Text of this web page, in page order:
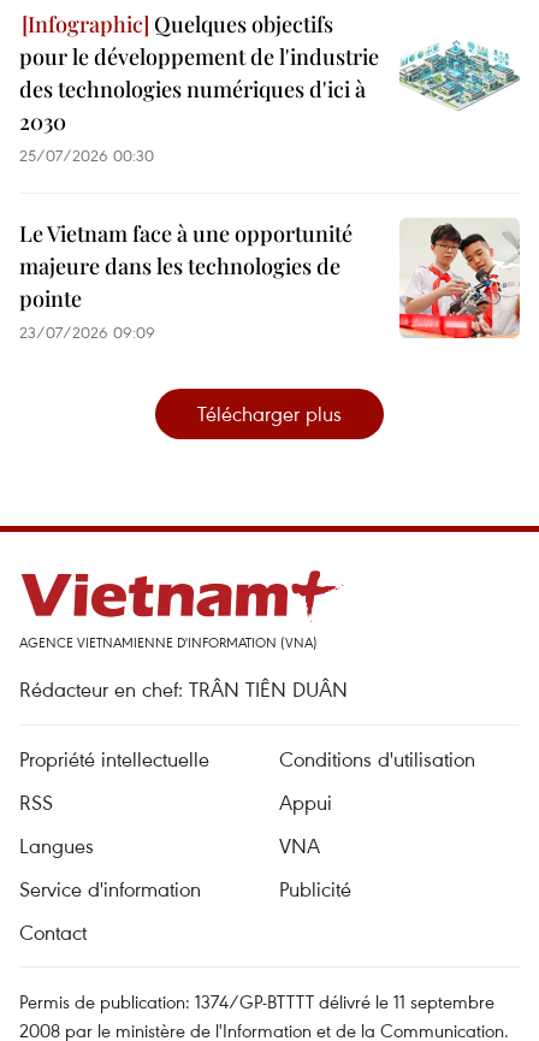
Quelques objectifs
pour le développement de l'industrie
des technologies numériques d'ici à
2030
25/07/2026 00:30
Le Vietnam face à une opportunité
majeure dans les technologies de
pointe
23/07/2026 09:09
Télécharger plus
AGENCE VIETNAMIENNE D'INFORMATION (VNA)
Rédacteur en chef: TRÂN TIÊN DUÂN
Propriété intellectuelle
Conditions d'utilisation
RSS
Appui
Langues
VNA
Service d'information
Publicité
Contact
Permis de publication: 1374/GP-BTTTT délivré le 11 septembre
2008 par le ministère de l'Information et de la Communication.